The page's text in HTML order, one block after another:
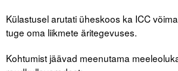
Juhendid ja väljaanded
Külastusel arutati üheskoos ka ICC
tuge oma liikmete äritegevuses.
Kohtumist jäävad meenutama